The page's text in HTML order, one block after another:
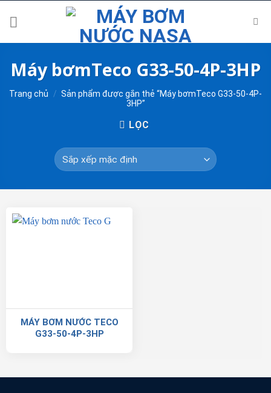
Máy bơmTeco G33-50-4P-3HP
Trang chủ / Sản phẩm được gắn thẻ “Máy bơmTeco G33-50-4P-
3HP”
LỌC
MÁY BƠM NƯỚC TECO
G33-50-4P-3HP